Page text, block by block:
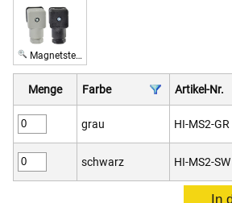
Magnetstecker, 2-polig + PE
Menge Farbe Artikel-Nr.
grau HI-MS2-GR
schwarz HI-MS2-SW